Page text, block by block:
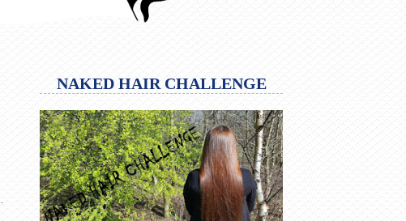
NAKED HAIR CHALLENGE